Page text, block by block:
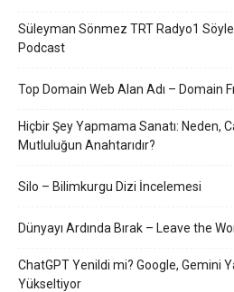
Süleyman Sönmez TRT Radyo1
Podcast
Top Domain Web Alan Adı – Domain
Hiçbir Şey Yapmama Sanatı: Neden,
Mutluluğun Anahtarıdır?
Silo – Bilimkurgu Dizi İncelemesi
Dünyayı Ardında Bırak – Leave the
ChatGPT Yenildi mi? Google, Gemini
Yükseltiyor